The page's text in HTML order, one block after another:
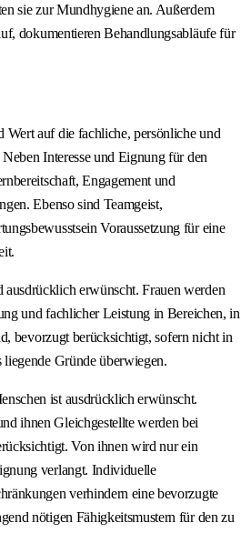
sie zur Mundhygiene an. Außerdem
dokumentieren Behandlungsabläufe für
auf die fachliche, persönliche und
Interesse und Eignung für den
Engagement und
Ebenso sind Teamgeist,
Voraussetzung für eine
erwünscht. Frauen werden
und fachlicher Leistung in Bereichen, in
bevorzugt berücksichtigt, sofern nicht in
Gründe überwiegen.
ist ausdrücklich erwünscht.
ihnen Gleichgestellte werden bei
Von ihnen wird nur ein
verlangt. Individuelle
verhindern eine bevorzugte
nötigen Fähigkeitsmustern für den zu